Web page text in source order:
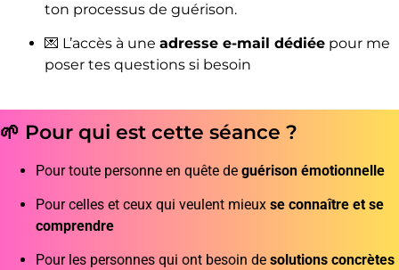
ton processus de guérison.
💌 L’accès à une adresse e-mail dédiée pour me
poser tes questions si besoin
🌱 Pour qui est cette séance ?
Pour toute personne en quête de guérison émotionnelle
Pour celles et ceux qui veulent mieux se connaître et se
comprendre
Pour les personnes qui ont besoin de solutions concrètes